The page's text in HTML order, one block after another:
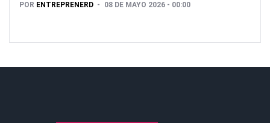
POR ENTREPRENERD 08 DE MAYO 2026 - 00:00